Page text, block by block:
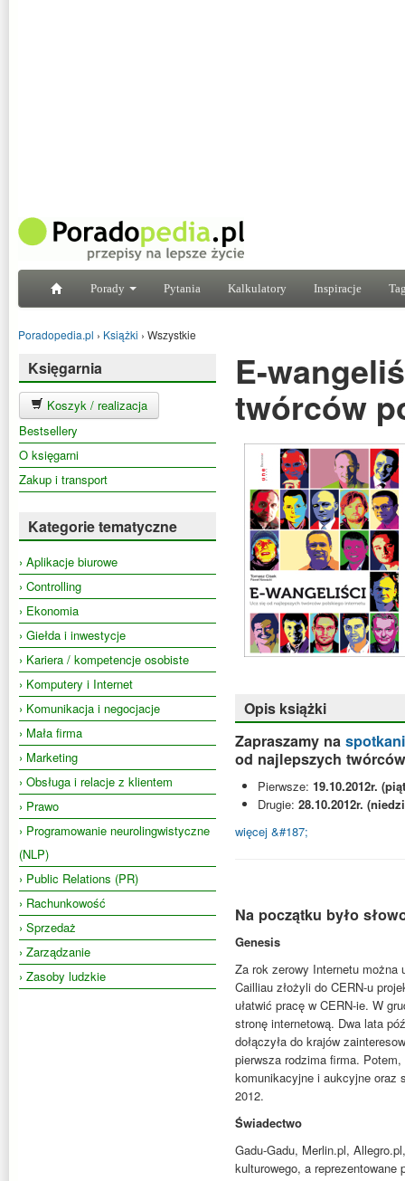
Porady Pytania Kalkulatory Inspiracje
Poradopedia.pl › Książki › Wszystkie
Księgarnia
Koszyk / realizacja
Bestsellery
O księgarni
Zakup i transport
Kategorie tematyczne
› Aplikacje biurowe
› Controlling
› Ekonomia
› Giełda i inwestycje
› Kariera / kompetencje osobiste
› Komputery i Internet
› Komunikacja i negocjacje
› Mała firma
› Marketing
› Obsługa i relacje z klientem
› Prawo
› Programowanie neurolingwistyczne
(NLP)
› Public Relations (PR)
› Rachunkowość
› Sprzedaż
› Zarządzanie
› Zasoby ludzkie
E-
twórców
Opis książki
Zapraszamy na
od najlepszych
Pierwsze: 19.10.2012r.
Drugie: 28.10.2012r.
więcej &#187;
Na początku było
Genesis
Za rok zerowy Internetu można
Cailliau złożyli do CERN-u
ułatwić pracę w CERN-ie. W
stronę internetową. Dwa lata
dołączyła do krajów
pierwsza rodzima firma.
komunikacyjne i aukcyjne oraz
2012.
Świadectwo
Gadu-Gadu, Merlin.pl,
kulturowego, a